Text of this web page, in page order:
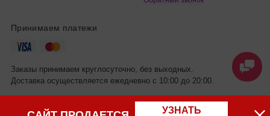
Принимаем платежи
Заказы принимаем круглосуточно, без выходных.
Доставка осуществляется ежедневно с 10:00 до 20:00.
УЗНАТЬ